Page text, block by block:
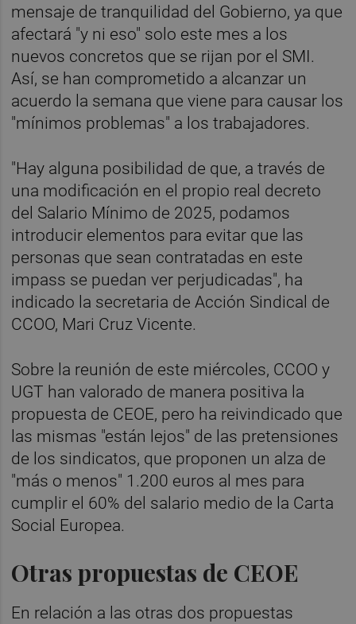
mensaje de tranquilidad del Gobierno, ya que
afectará "y ni eso" solo este mes a los
nuevos concretos que se rijan por el SMI.
Así, se han comprometido a alcanzar un
acuerdo la semana que viene para causar los
"mínimos problemas" a los trabajadores.
"Hay alguna posibilidad de que, a través de
una modificación en el propio real decreto
del Salario Mínimo de 2025, podamos
introducir elementos para evitar que las
personas que sean contratadas en este
impass se puedan ver perjudicadas", ha
indicado la secretaria de Acción Sindical de
CCOO, Mari Cruz Vicente.
Sobre la reunión de este miércoles, CCOO y
UGT han valorado de manera positiva la
propuesta de CEOE, pero ha reivindicado que
las mismas "están lejos" de las pretensiones
de los sindicatos, que proponen un alza de
"más o menos" 1.200 euros al mes para
cumplir el 60% del salario medio de la Carta
Social Europea.
Otras propuestas de CEOE
En relación a las otras dos propuestas